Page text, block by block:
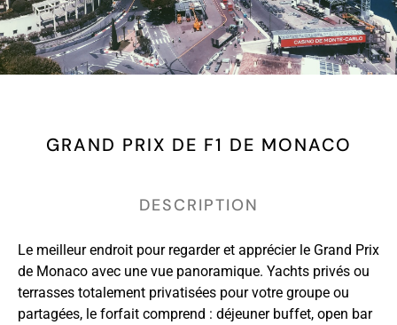
GRAND PRIX DE F1 DE MONACO
DESCRIPTION
Le meilleur endroit pour regarder et apprécier le Grand Prix
de Monaco avec une vue panoramique. Yachts privés ou
terrasses totalement privatisées pour votre groupe ou
partagées, le forfait comprend : déjeuner buffet, open bar